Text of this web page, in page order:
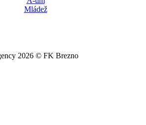
Mládež
2026 © FK Brezno